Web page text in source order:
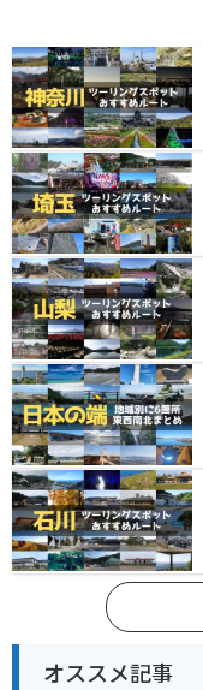
オススメ記事